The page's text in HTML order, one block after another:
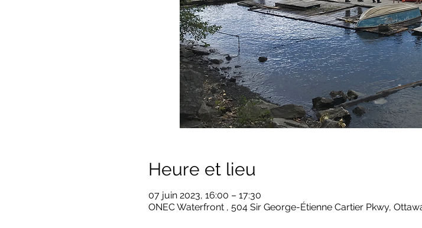
Heure et lieu
07 juin 2023, 16:00 – 17:30
ONEC Waterfront , 504 Sir George-Étienne Cartier Pkwy,